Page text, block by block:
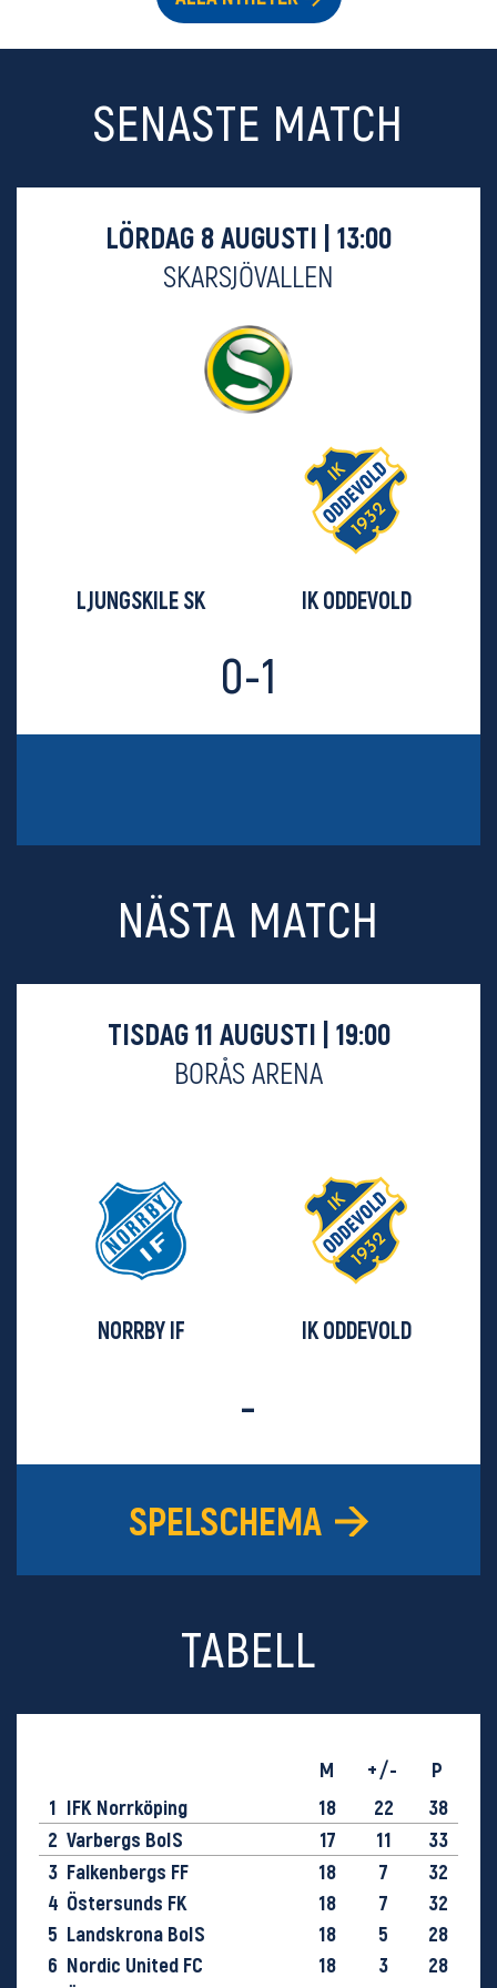
SENASTE MATCH
LÖRDAG 8 AUGUSTI | 13:00
SKARSJÖVALLEN
LJUNGSKILE SK IK ODDEVOLD
0-1
NÄSTA MATCH
TISDAG 11 AUGUSTI | 19:00
BORÅS ARENA
NORRBY IF IK ODDEVOLD
-
SPELSCHEMA
TABELL
M +/-
P
1 IFK Norrköping 18 22
38
2 Varbergs BoIS 17 11
33
3 Falkenbergs FF 18 7
32
4 Östersunds FK 18 7
32
5 Landskrona BoIS 18 5
28
6 Nordic United FC 18 3
28